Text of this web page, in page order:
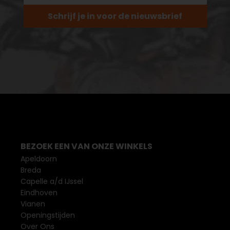
Schrijf je in voor de nieuwsbrief
BEZOEK EEN VAN ONZE WINKELS
Apeldoorn
Breda
Capelle a/d IJssel
Eindhoven
Vianen
Openingstijden
Over Ons